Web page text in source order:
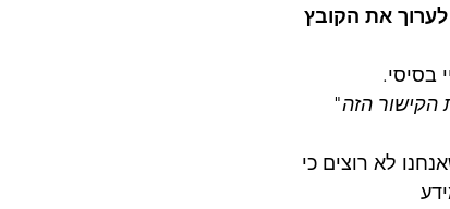
את הקובץ
בסיסי.
הקישור הזה"
לא רוצים כי